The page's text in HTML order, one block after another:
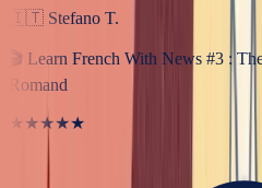
🇮🇹 Stefano T.
🎬 Learn French With News #3 :
Romand
★★★★★